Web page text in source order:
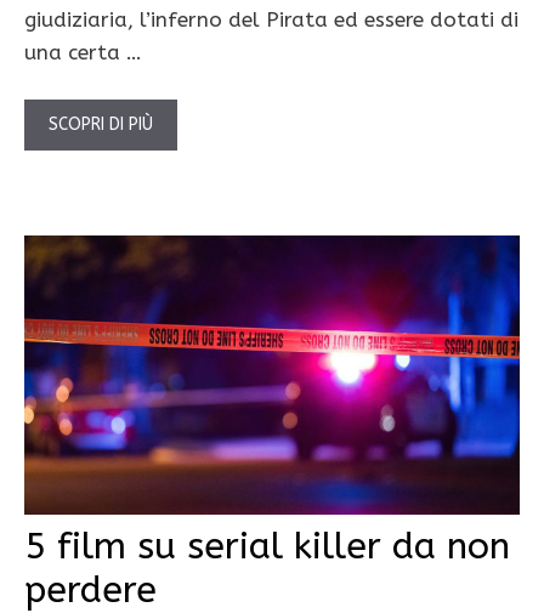
giudiziaria, l’inferno del Pirata ed essere dotati di
una certa …
SCOPRI DI PIÙ
5 film su serial killer da non
perdere